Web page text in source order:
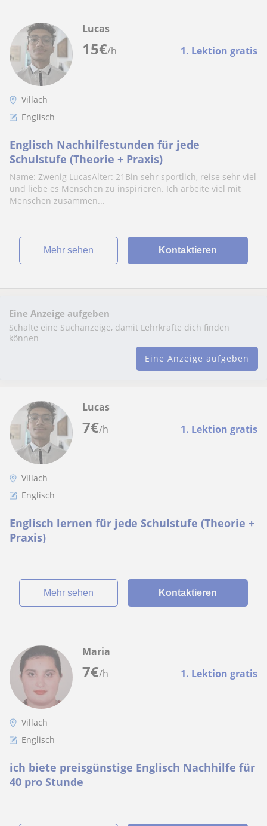
15€/h 1. Lektion gratis
Lucas
Villach
Englisch
Englisch Nachhilfestunden für jede
Schulstufe (Theorie + Praxis)
Name: Zwenig LucasAlter: 21Bin sehr sportlich, reise sehr viel
und liebe es Menschen zu inspirieren. Ich arbeite viel mit
Menschen zusammen...
Mehr sehen Kontaktieren
Eine Anzeige aufgeben
Schalte eine Suchanzeige, damit Lehrkräfte dich finden
können
Eine Anzeige aufgeben
7€/h 1. Lektion gratis
Lucas
Villach
Englisch
Englisch lernen für jede Schulstufe (Theorie +
Praxis)
Mehr sehen Kontaktieren
7€/h 1. Lektion gratis
Maria
Villach
Englisch
ich biete preisgünstige Englisch Nachhilfe für
40 pro Stunde